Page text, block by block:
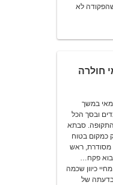
לא
חולרה
במשך
ובסך הכל
התקופה. סבתא
כמקום בטוח
מסודרת, ראש
פקח…
כיוון שכמה
בדעתה של